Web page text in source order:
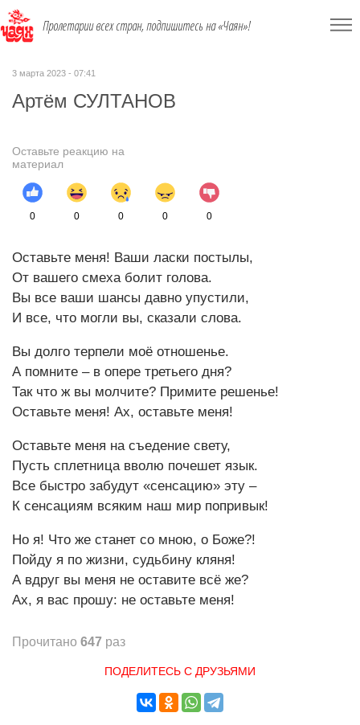
Пролетарии всех стран, подпишитесь на «Чаян»!
3 марта 2023 - 07:41
Артём СУЛТАНОВ
Оставьте реакцию на
материал
0 0 0 0 0
Оставьте меня! Ваши ласки постылы,
От вашего смеха болит голова.
Вы все ваши шансы давно упустили,
И все, что могли вы, сказали слова.
Вы долго терпели моё отношенье.
А помните – в опере третьего дня?
Так что ж вы молчите? Примите решенье!
Оставьте меня! Ах, оставьте меня!
Оставьте меня на съедение свету,
Пусть сплетница вволю почешет язык.
Все быстро забудут «сенсацию» эту –
К сенсациям всяким наш мир попривык!
Но я! Что же станет со мною, о Боже?!
Пойду я по жизни, судьбину кляня!
А вдруг вы меня не оставите всё же?
Ах, я вас прошу: не оставьте меня!
Прочитано 647 раз
ПОДЕЛИТЕСЬ С ДРУЗЬЯМИ